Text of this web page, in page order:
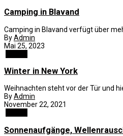
Camping in Blavand
Camping in Blavand verfügt über
ByAdmin
Mai 25, 2023
Winter in New York
Weihnachten steht vor der Tür und
ByAdmin
November 22, 2021
Sonnenaufgänge,